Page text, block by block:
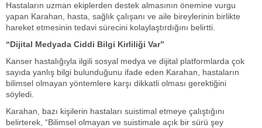
Hastaların uzman ekiplerden destek almasının önemine vurgu
yapan Karahan, hasta, sağlık çalışanı ve aile bireylerinin birlikte
hareket etmesinin tedavi sürecini kolaylaştırdığını belirtti.
“Dijital Medyada Ciddi Bilgi Kirliliği Var”
Kanser hastalığıyla ilgili sosyal medya ve dijital platformlarda çok
sayıda yanlış bilgi bulunduğunu ifade eden Karahan, hastaların
bilimsel olmayan yöntemlere karşı dikkatli olması gerektiğini
söyledi.
Karahan, bazı kişilerin hastaları suistimal etmeye çalıştığını
belirterek, “Bilimsel olmayan ve suistimale açık bir sürü şey